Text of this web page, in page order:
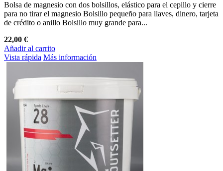
Bolsa de magnesio con dos bolsillos, elástico para el cepillo y cierre
para no tirar el magnesio Bolsillo pequeño para llaves, dinero, tarjeta
de crédito o anillo Bolsillo muy grande para...
22,00 €
Añadir al carrito
Vista rápida Más información